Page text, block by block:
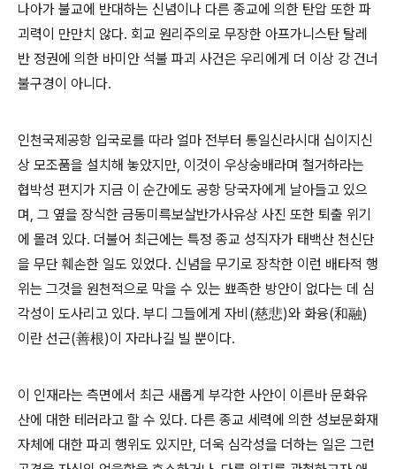
나아가 불교에 반대하는 신념이나 다른 종교에 의한 탄압 또한 파
괴력이 만만치 않다. 회교 원리주의로 무장한 아프가니스탄 탈레
반 정권에 의한 바미안 석불 파괴 사건은 우리에게 더 이상 강 건너
불구경이 아니다.
인천국제공항 입국로를 따라 얼마 전부터 통일신라시대 십이지신
상 모조품을 설치해 놓았지만, 이것이 우상숭배라며 철거하라는
협박성 편지가 지금 이 순간에도 공항 당국자에게 날아들고 있으
며, 그 옆을 장식한 금동미륵보살반가사유상 사진 또한 퇴출 위기
에 몰려 있다. 더불어 최근에는 특정 종교 성직자가 태백산 천신단
을 무단 훼손한 일도 있었다. 신념을 무기로 장착한 이런 배타적 행
위는 그것을 원천적으로 막을 수 있는 뾰족한 방안이 없다는 데 심
각성이 도사리고 있다. 부디 그들에게 자비(慈悲)와 화융(和融)
이란 선근(善根)이 자라나길 빌 뿐이다.
이 인재라는 측면에서 최근 새롭게 부각한 사안이 이른바 문화유
산에 대한 테러라고 할 수 있다. 다른 종교 세력에 의한 성보문화재
자체에 대한 파괴 행위도 있지만, 더욱 심각성을 더하는 일은 그런